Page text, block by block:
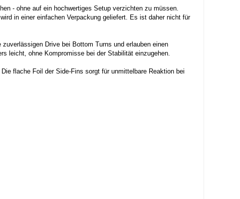
- ohne auf ein hochwertiges Setup verzichten zu müssen.
in einer einfachen Verpackung geliefert. Es ist daher nicht für
Drive bei Bottom Turns und erlauben einen
leicht, ohne Kompromisse bei der Stabilität einzugehen.
flache Foil der Side-Fins sorgt für unmittelbare Reaktion bei